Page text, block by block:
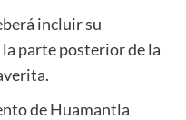
incluir su
parte posterior de la
de Huamantla